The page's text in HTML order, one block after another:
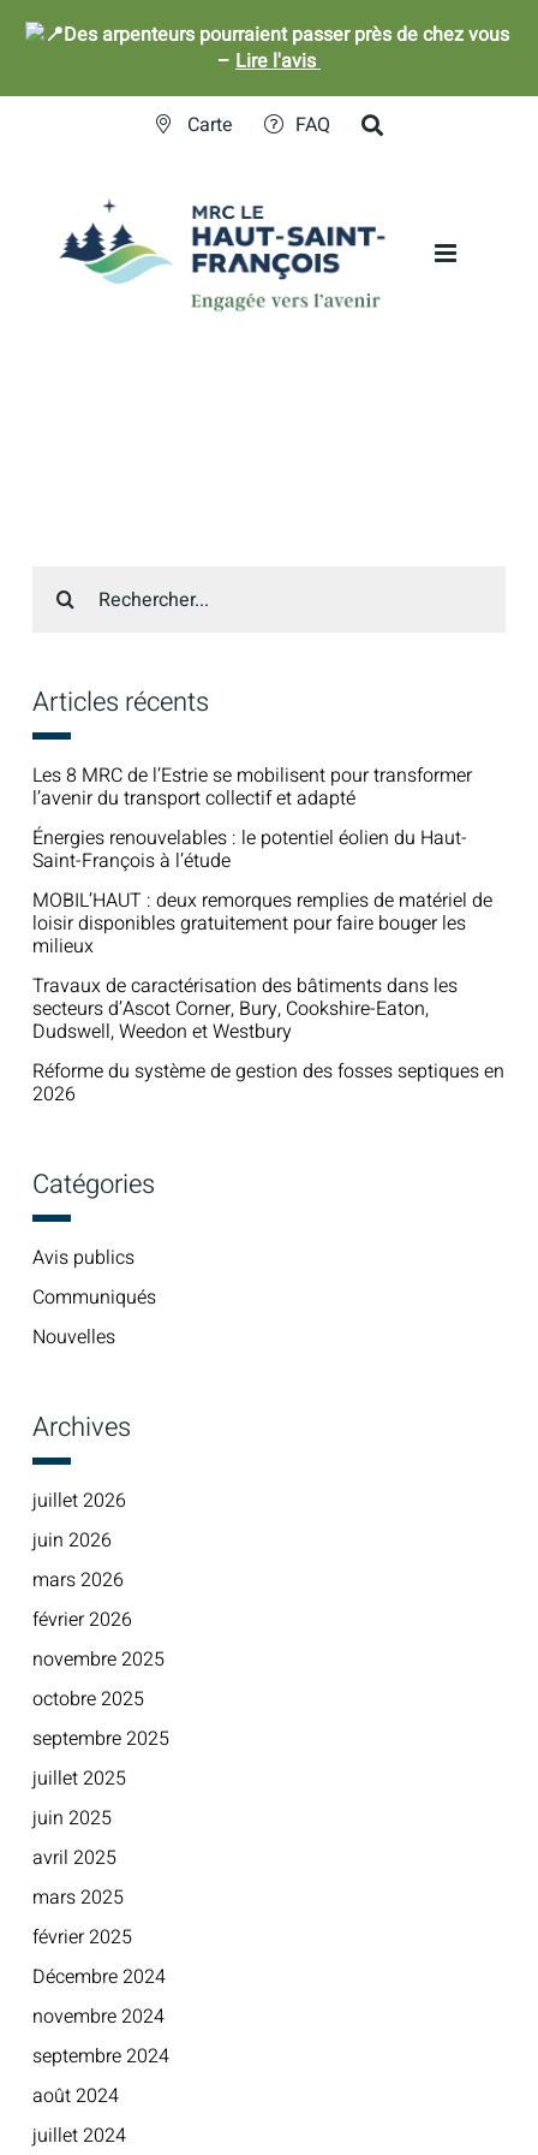
Des arpenteurs pourraient passer près de chez vous
– Lire l'avis
Carte FAQ
sur
:
Articles récents
Les 8 MRC de l’Estrie se mobilisent pour transformer
l’avenir du transport collectif et adapté
Énergies renouvelables : le potentiel éolien du Haut-
Saint-François à l’étude
MOBIL’HAUT : deux remorques remplies de matériel de
loisir disponibles gratuitement pour faire bouger les
milieux
Travaux de caractérisation des bâtiments dans les
secteurs d’Ascot Corner, Bury, Cookshire-Eaton,
Dudswell, Weedon et Westbury
Réforme du système de gestion des fosses septiques en
2026
Catégories
Avis publics
Communiqués
Nouvelles
Archives
juillet 2026
juin 2026
mars 2026
février 2026
novembre 2025
octobre 2025
septembre 2025
juillet 2025
juin 2025
avril 2025
mars 2025
février 2025
Décembre 2024
novembre 2024
septembre 2024
août 2024
juillet 2024